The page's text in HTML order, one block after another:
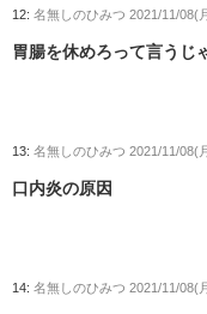
12: 名無しのひみつ 2021/11/08(
胃腸を休めろって言うじ
13: 名無しのひみつ 2021/11/08(
口内炎の原因
14: 名無しのひみつ 2021/11/08(